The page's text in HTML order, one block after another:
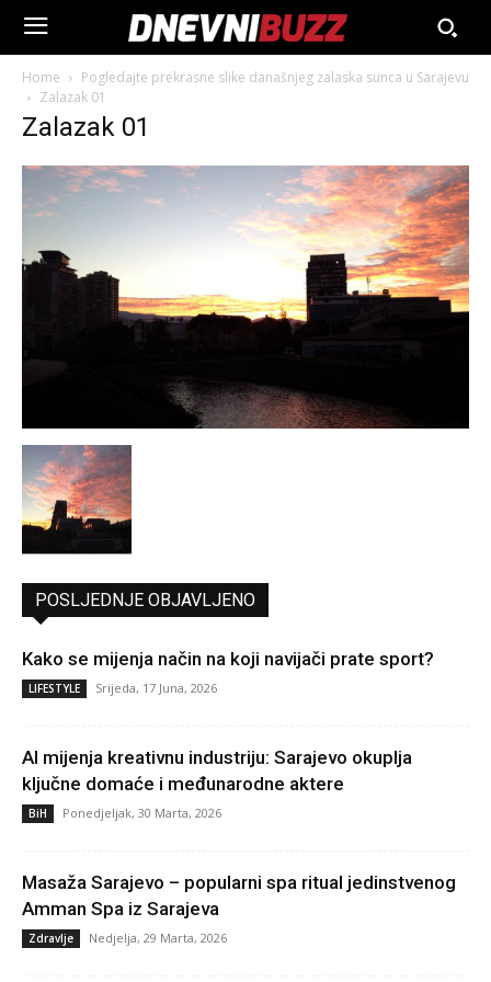
Home
Pogledajte prekrasne slike današnjeg zalaska sunca u Sarajevu
Zalazak 01
Zalazak 01
POSLJEDNJE OBJAVLJENO
Kako se mijenja način na koji navijači prate sport?
LIFESTYLE Srijeda, 17 Juna, 2026
AI mijenja kreativnu industriju: Sarajevo okuplja
ključne domaće i međunarodne aktere
BiH Ponedjeljak, 30 Marta, 2026
Masaža Sarajevo – popularni spa ritual jedinstvenog
Amman Spa iz Sarajeva
Zdravlje Nedjelja, 29 Marta, 2026